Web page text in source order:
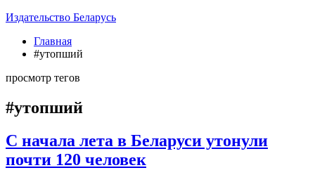
Издательство Беларусь
Главная
#утопший
просмотр тегов
#утопший
С начала лета в Беларуси утонули
почти 120 человек